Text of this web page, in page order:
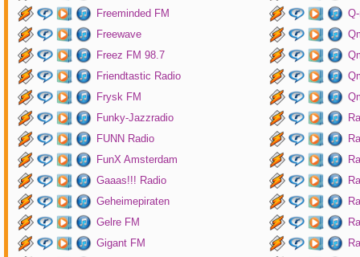
Freeminded FM
Freewave
Freez FM 98.7
Friendtastic Radio
Frysk FM
Funky-Jazzradio
FUNN Radio
FunX Amsterdam
Gaaas!!! Radio
Geheimepiraten
Gelre FM
Gigant FM